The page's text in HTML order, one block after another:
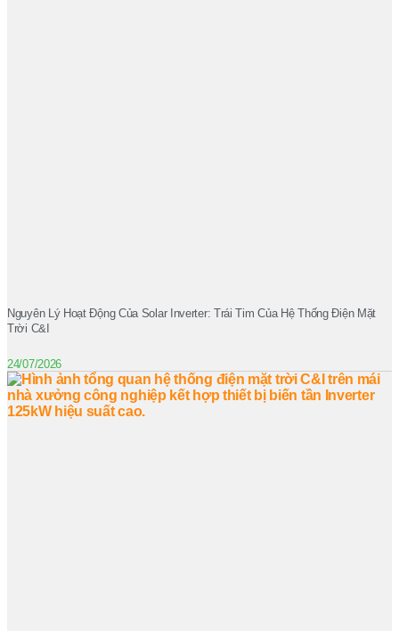
Nguyên Lý Hoạt Động Của Solar Inverter: Trái Tim Của Hệ Thống Điện Mặt
Trời C&I
24/07/2026